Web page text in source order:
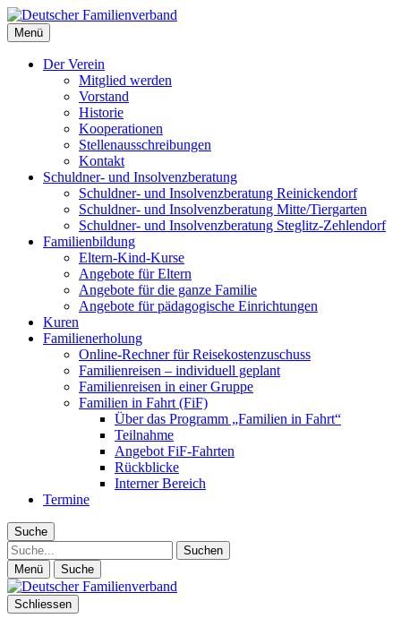
Deutscher Familienverband
Landesverband Berlin
Menü
Der Verein
Mitglied werden
Vorstand
Historie
Kooperationen
Stellenausschreibungen
Kontakt
Schuldner- und Insolvenzberatung
Schuldner- und Insolvenzberatung Reinickendorf
Schuldner- und Insolvenzberatung Mitte/Tiergarten
Schuldner- und Insolvenzberatung Steglitz-Zehlendorf
Familienbildung
Eltern-Kind-Kurse
Angebote für Eltern
Angebote für die ganze Familie
Angebote für pädagogische Einrichtungen
Kuren
Familienerholung
Online-Rechner für Reisekostenzuschuss
Familienreisen – individuell geplant
Familienreisen in einer Gruppe
Familien in Fahrt (FiF)
Über das Programm „Familien in Fahrt“
Teilnahme
Angebot FiF-Fahrten
Rückblicke
Interner Bereich
Termine
Suche
Suche
Menü Suche
Schliessen